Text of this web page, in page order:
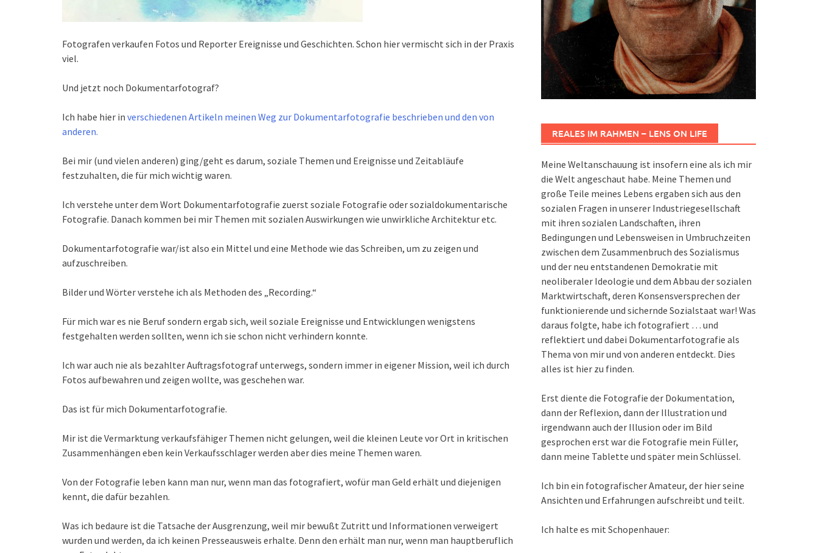
Fotografen verkaufen Fotos und Reporter Ereignisse und Geschichten. Schon hier vermischt sich in der Praxis
viel.
Und jetzt noch Dokumentarfotograf?
Ich habe hier in verschiedenen Artikeln meinen Weg zur Dokumentarfotografie beschrieben und den von
anderen.
Bei mir (und vielen anderen) ging/geht es darum, soziale Themen und Ereignisse und Zeitabläufe
festzuhalten, die für mich wichtig waren.
Ich verstehe unter dem Wort Dokumentarfotografie zuerst soziale Fotografie oder sozialdokumentarische
Fotografie. Danach kommen bei mir Themen mit sozialen Auswirkungen wie unwirkliche Architektur etc.
Dokumentarfotografie war/ist also ein Mittel und eine Methode wie das Schreiben, um zu zeigen und
aufzuschreiben.
Bilder und Wörter verstehe ich als Methoden des „Recording.“
Für mich war es nie Beruf sondern ergab sich, weil soziale Ereignisse und Entwicklungen wenigstens
festgehalten werden sollten, wenn ich sie schon nicht verhindern konnte.
Ich war auch nie als bezahlter Auftragsfotograf unterwegs, sondern immer in eigener Mission, weil ich durch
Fotos aufbewahren und zeigen wollte, was geschehen war.
Das ist für mich Dokumentarfotografie.
Mir ist die Vermarktung verkaufsfähiger Themen nicht gelungen, weil die kleinen Leute vor Ort in kritischen
Zusammenhängen eben kein Verkaufsschlager werden aber dies meine Themen waren.
Von der Fotografie leben kann man nur, wenn man das fotografiert, wofür man Geld erhält und diejenigen
kennt, die dafür bezahlen.
Was ich bedaure ist die Tatsache der Ausgrenzung, weil mir bewußt Zutritt und Informationen verweigert
wurden und werden, da ich keinen Presseausweis erhalte. Denn den erhält man nur, wenn man hauptberuflich
REALES IM RAHMEN – LENS ON LIFE
Meine Weltanschauung ist insofern eine als ich mir
die Welt angeschaut habe. Meine Themen und
große Teile meines Lebens ergaben sich aus den
sozialen Fragen in unserer Industriegesellschaft
mit ihren sozialen Landschaften, ihren
Bedingungen und Lebensweisen in Umbruchzeiten
zwischen dem Zusammenbruch des Sozialismus
und der neu entstandenen Demokratie mit
neoliberaler Ideologie und dem Abbau der sozialen
Marktwirtschaft, deren Konsensversprechen der
funktionierende und sichernde Sozialstaat war! Was
daraus folgte, habe ich fotografiert … und
reflektiert und dabei Dokumentarfotografie als
Thema von mir und von anderen entdeckt. Dies
alles ist hier zu finden.
Erst diente die Fotografie der Dokumentation,
dann der Reflexion, dann der Illustration und
irgendwann auch der Illusion oder im Bild
gesprochen erst war die Fotografie mein Füller,
dann meine Tablette und später mein Schlüssel.
Ich bin ein fotografischer Amateur, der hier seine
Ansichten und Erfahrungen aufschreibt und teilt.
Ich halte es mit Schopenhauer: